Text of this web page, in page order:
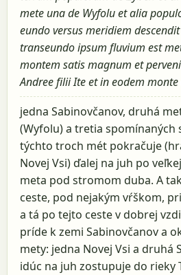
mete una de Wyfolu et alia
eundo versus meridiem
transeundo ipsum fluvium est
montem satis magnum et
Andree filii Ite et in eodem monte
jedna Sabinovčanov, druhá
(Wyfolu) a tretia spomínaných
týchto troch mét pokračuje
Novej Vsi) ďalej na juh po
meta pod stromom duba. A
ceste, pod nejakým vŕškom,
a tá po tejto ceste v dobrej
príde k zemi Sabinovčanov a
mety: jedna Novej Vsi a druhá
idúc na juh zostupuje do rieky